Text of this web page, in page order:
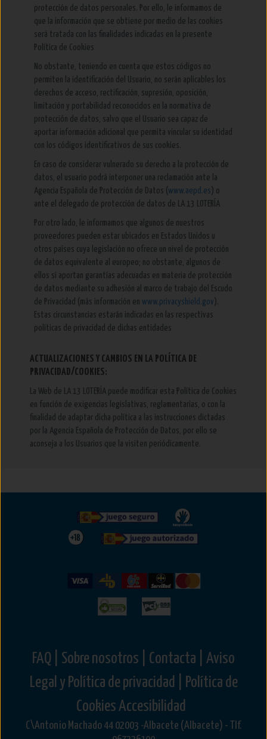
protección de datos personales. Por ello, le informamos de
que la información que se obtiene por medio de las cookies
será tratada con las finalidades indicadas en la presente
Política de Cookies
No obstante, teniendo en cuenta que estos códigos no
permiten la identificación del Usuario, no serán aplicables los
derechos de acceso, rectificación, supresión, oposición,
limitación y portabilidad reconocidos en la normativa de
protección de datos, salvo que el Usuario sea capaz de
aportar información adicional que permita vincular su identidad
con los códigos identificativos de sus cookies.
En caso de considerar vulnerado su derecho a la protección de
datos, el usuario podrá interponer una reclamación ante la
Agencia Española de Protección de Datos ( www.aepd.es ) o
ante el delegado de protección de datos de LA 13 LOTERÍA
Por otro lado, le informamos que algunos de nuestros
proveedores pueden estar ubicados en Estados Unidos u
otros países cuya legislación no ofrece un nivel de protección
de datos equivalente al europeo; no obstante, algunos de
ellos sí aportan garantías adecuadas en materia de protección
de datos mediante su adhesión al marco de trabajo del Escudo
de Privacidad (más información en www.privacyshield.gov ).
Estas circunstancias estarán indicadas en las respectivas
políticas de privacidad de dichas entidades
ACTUALIZACIONES Y CAMBIOS EN LA POLÍTICA DE
PRIVACIDAD/COOKIES:
La Web de LA 13 LOTERÍA puede modificar esta Política de Cookies
en función de exigencias legislativas, reglamentarias, o con la
finalidad de adaptar dicha política a las instrucciones dictadas
por la Agencia Española de Protección de Datos, por ello se
aconseja a los Usuarios que la visiten periódicamente.
FAQ | Sobre nosotros | Contacta |
Aviso
Legal y Política de privacidad |
Política de
CookiesAccesibilidad
C\Antonio Machado 44 02003 -Albacete (Albacete) - Tlf.